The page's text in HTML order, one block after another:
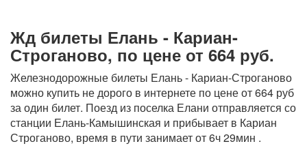
Жд билеты Елань - Кариан-
Строганово, по цене от 664 руб.
Железнодорожные билеты Елань - Кариан-Строганово
можно купить не дорого в интернете по цене от 664 руб
за один билет. Поезд из поселка Елани отправляется со
станции Елань-Камышинская и прибывает в Кариан
Строганово, время в пути занимает от 6ч 29мин .